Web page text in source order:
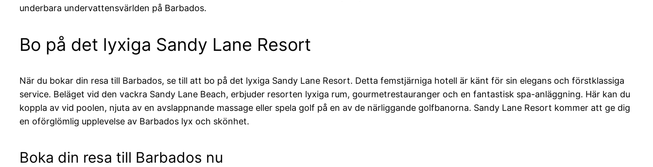
underbara undervattensvärlden på Barbados.
Bo på det lyxiga Sandy Lane Resort
När du bokar din resa till Barbados, se till att bo på det lyxiga Sandy Lane Resort. Detta femstjärniga hotell är känt för sin elegans och förstklassiga
service. Beläget vid den vackra Sandy Lane Beach, erbjuder resorten lyxiga rum, gourmetrestauranger och en fantastisk spa-anläggning. Här kan du
koppla av vid poolen, njuta av en avslappnande massage eller spela golf på en av de närliggande golfbanorna. Sandy Lane Resort kommer att ge dig
en oförglömlig upplevelse av Barbados lyx och skönhet.
Boka din resa till Barbados nu